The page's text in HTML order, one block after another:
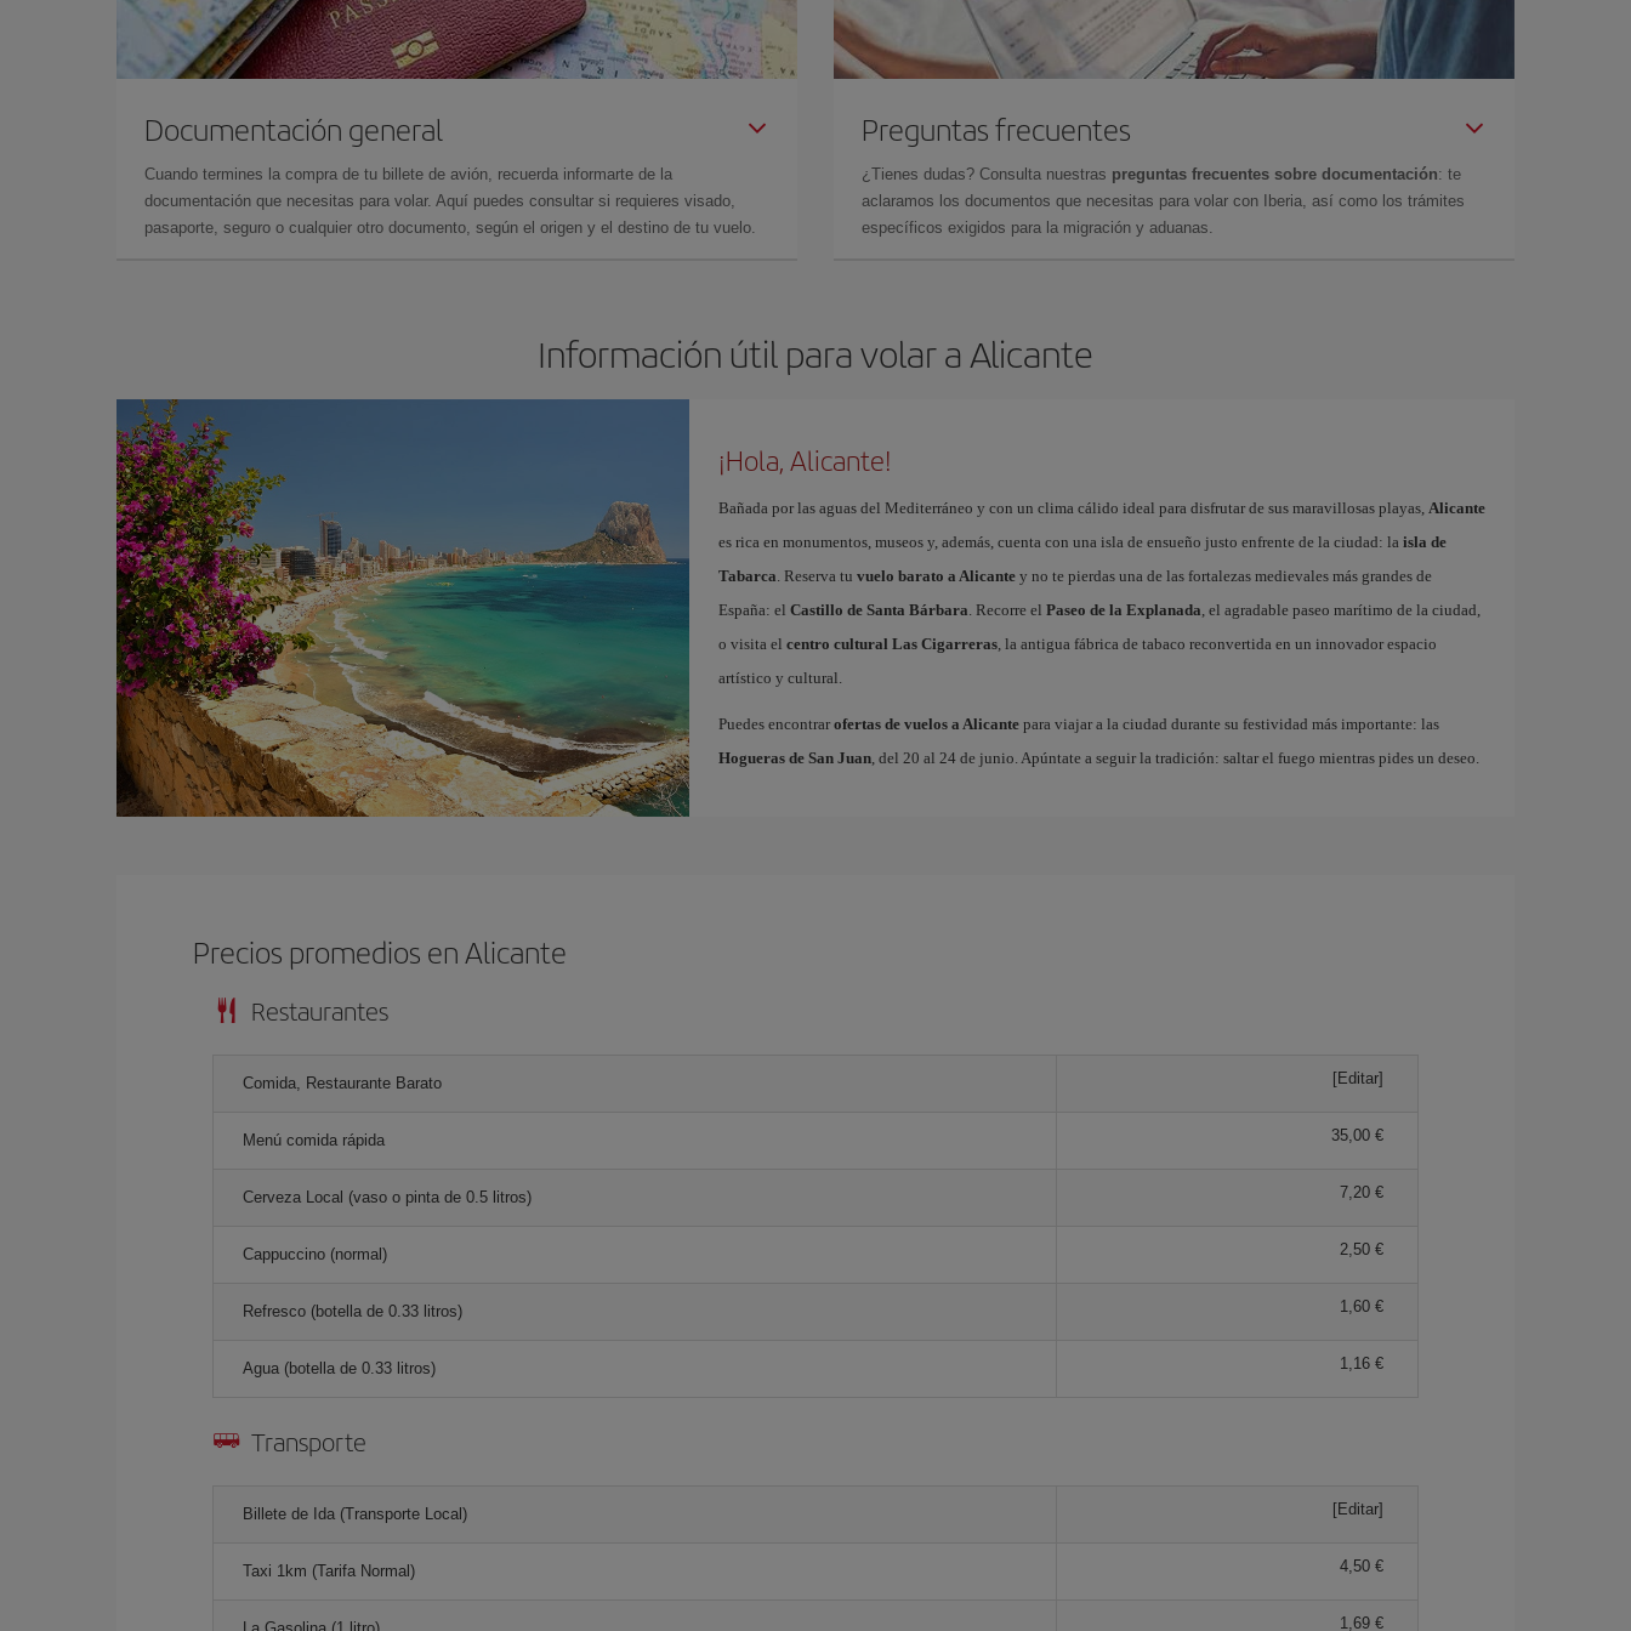
Documentación general
Cuando termines la compra de tu billete de avión, recuerda informarte de la
documentación que necesitas para volar. Aquí puedes consultar si requieres visado,
pasaporte, seguro o cualquier otro documento, según el origen y el destino de tu vuelo.
Preguntas frecuentes
¿Tienes dudas? Consulta nuestras preguntas frecuentes sobre documentación: te
aclaramos los documentos que necesitas para volar con Iberia, así como los trámites
específicos exigidos para la migración y aduanas.
Información útil para volar a Alicante
¡Hola, Alicante!
Bañada por las aguas del Mediterráneo y con un clima cálido ideal para disfrutar de sus maravillosas playas, Alicante
es rica en monumentos, museos y, además, cuenta con una isla de ensueño justo enfrente de la ciudad: la isla de
Tabarca. Reserva tu vuelo barato a Alicantey no te pierdas una de las fortalezas medievales más grandes de
España: el Castillo de Santa Bárbara. Recorre el Paseo de la Explanada, el agradable paseo marítimo de la ciudad,
o visita el centro cultural Las Cigarreras, la antigua fábrica de tabaco reconvertida en un innovador espacio
artístico y cultural.
Puedes encontrar ofertas de vuelos a Alicantepara viajar a la ciudad durante su festividad más importante: las
Hogueras de San Juan, del 20 al 24 de junio. Apúntate a seguir la tradición: saltar el fuego mientras pides un deseo.
Precios promedios en Alicante
Restaurantes
Comida, Restaurante Barato [Editar]
Menú comida rápida 35,00 €
Cerveza Local (vaso o pinta de 0.5 litros) 7,20 €
Cappuccino (normal) 2,50 €
Refresco (botella de 0.33 litros) 1,60 €
Agua (botella de 0.33 litros) 1,16 €
Transporte
Billete de Ida (Transporte Local) [Editar]
Taxi 1km (Tarifa Normal) 4,50 €
1,69 €